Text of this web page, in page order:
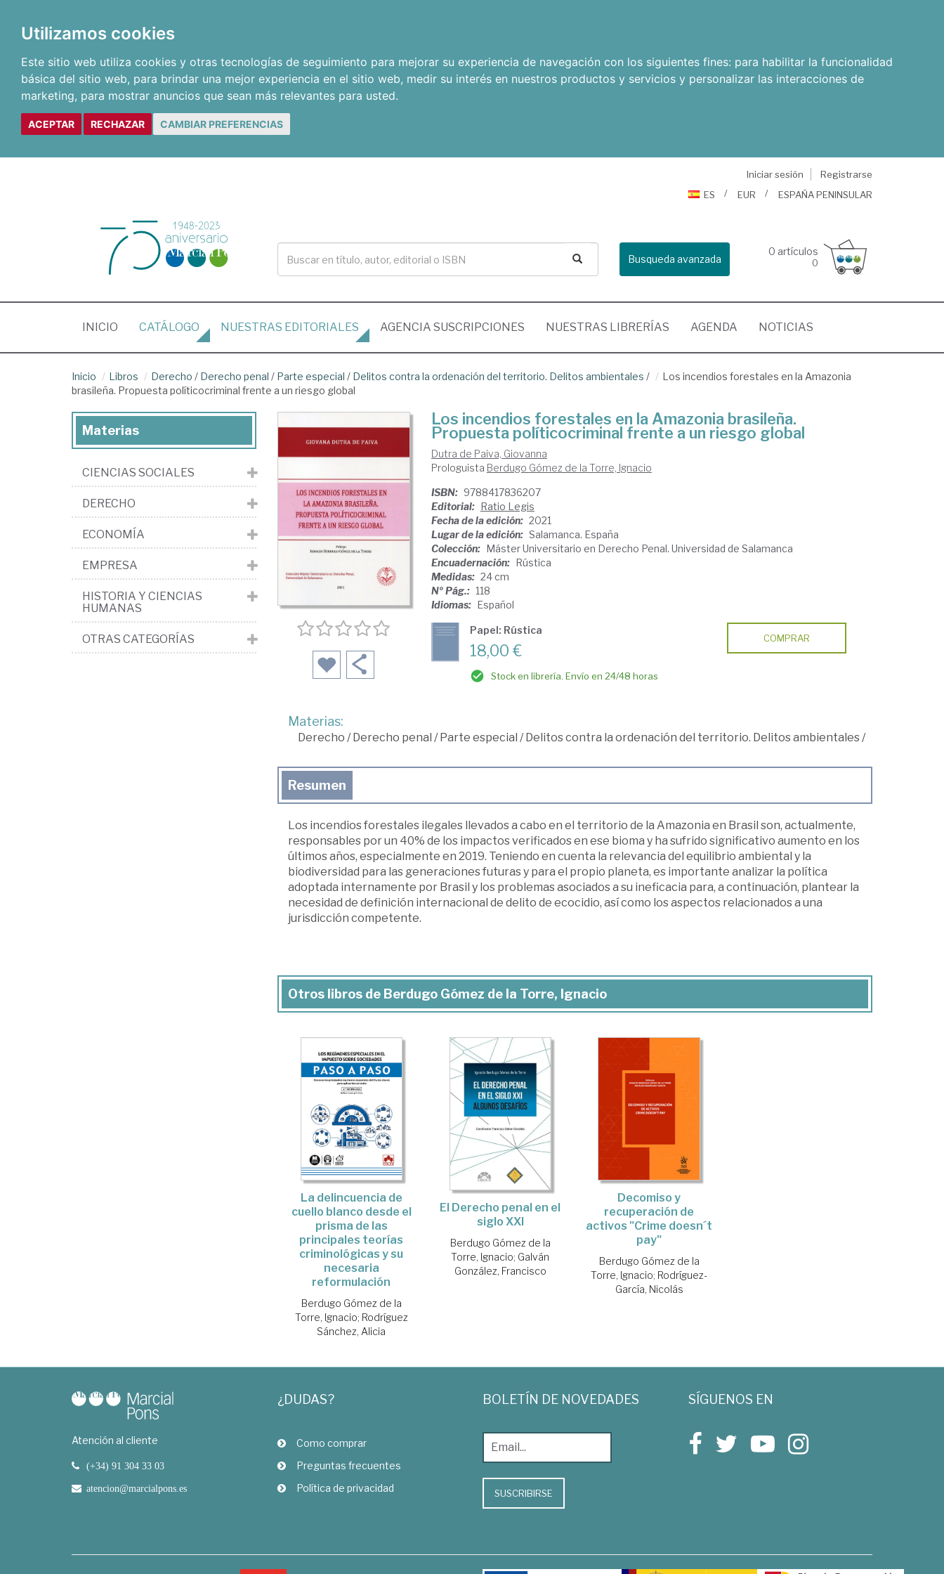
Utilizamos cookies
Este sitio web utiliza cookies y otras tecnologías de seguimiento para mejorar su experiencia de navegación con los siguientes fines: para habilitar la funcionalidad
básica del sitio web, para brindar una mejor experiencia en el sitio web, medir su interés en nuestros productos y servicios y personalizar las interacciones de
marketing, para mostrar anuncios que sean más relevantes para usted.
ACEPTAR RECHAZAR CAMBIAR PREFERENCIAS
Iniciar sesión
Registrarse
ES
EUR ESPAÑA PENINSULAR
Busqueda avanzada
0 artículos
0
INICIO (CURRENT)
CATÁLOGO NUESTRAS EDITORIALES AGENCIA SUSCRIPCIONES NUESTRAS LIBRERÍAS AGENDA NOTICIAS
Inicio Libros Derecho / Derecho penal / Parte especial / Delitos contra la ordenación del territorio. Delitos ambientales /
Los incendios forestales en la Amazonia
brasileña. Propuesta políticocriminal frente a un riesgo global
Los incendios forestales en la Amazonia brasileña.
Propuesta políticocriminal frente a un riesgo global
Dutra de Paiva, Giovanna
Prologuista Berdugo Gómez de la Torre, Ignacio
ISBN: 9788417836207
Editorial: Ratio Legis
Fecha de la edición: 2021
Lugar de la edición: Salamanca. España
Colección: Máster Universitario en Derecho Penal. Universidad de Salamanca
Encuadernación: Rústica
Medidas: 24 cm
Nº Pág.: 118
Idiomas: Español
Papel: Rústica
18,00 €
Stock en librería. Envío en 24/48 horas
COMPRAR
Materias:
Derecho /Derecho penal /Parte especial /Delitos contra la ordenación del territorio. Delitos ambientales/
Resumen
Los incendios forestales ilegales llevados a cabo en el territorio de la Amazonia en Brasil son, actualmente,
responsables por un 40% de los impactos verificados en ese bioma y ha sufrido significativo aumento en los
últimos años, especialmente en 2019. Teniendo en cuenta la relevancia del equilibrio ambiental y la
biodiversidad para las generaciones futuras y para el propio planeta, es importante analizar la política
adoptada internamente por Brasil y los problemas asociados a su ineficacia para, a continuación, plantear la
necesidad de definición internacional de delito de ecocidio, así como los aspectos relacionados a una
jurisdicción competente.
Otros libros de Berdugo Gómez de la Torre, Ignacio
La delincuencia de
cuello blanco desde el
prisma de las
principales teorías
criminológicas y su
necesaria
reformulación
Berdugo Gómez de la
Torre, Ignacio; Rodríguez
Sánchez, Alicia
El Derecho penal en el
siglo XXI
Berdugo Gómez de la
Torre, Ignacio; Galván
González, Francisco
Decomiso y
recuperación de
activos "Crime doesn´t
pay"
Berdugo Gómez de la
Torre, Ignacio; Rodríguez-
García, Nicolás
Materias
CIENCIAS SOCIALES
DERECHO
ECONOMÍA
EMPRESA
HISTORIA Y CIENCIAS
HUMANAS
OTRAS CATEGORÍAS
Atención al cliente
(+34) 91 304 33 03
atencion@marcialpons.es
¿DUDAS?
Como comprar
Preguntas frecuentes
Política de privacidad
BOLETÍN DE NOVEDADES
SUSCRIBIRSE
SÍGUENOS EN